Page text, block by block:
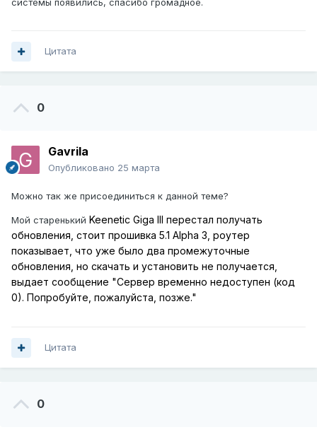
системы появились, спасибо громадное.
Цитата
0
Gavrila
Опубликовано 25 марта
Можно так же присоединиться к данной теме?
Мой старенький Keenetic Giga III перестал получать
обновления, стоит прошивка 5.1 Alpha 3, роутер
показывает, что уже было два промежуточные
обновления, но скачать и установить не получается,
выдает сообщение "Сервер временно недоступен (код
0). Попробуйте, пожалуйста, позже."
Цитата
0